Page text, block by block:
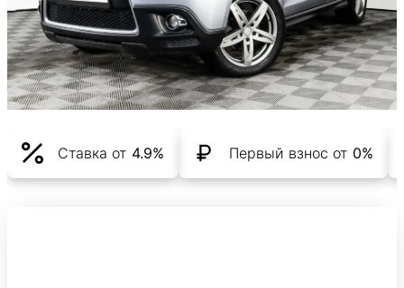
Ставка от 4.9% Первый взнос от 0%